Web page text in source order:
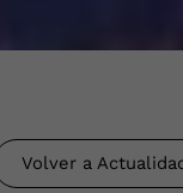
Volver a